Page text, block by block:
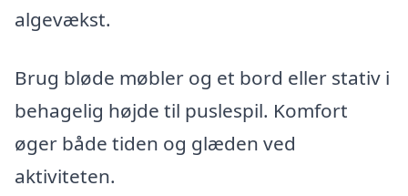
algevækst.
Brug bløde møbler og et bord eller stativ i
behagelig højde til puslespil. Komfort
øger både tiden og glæden ved
aktiviteten.